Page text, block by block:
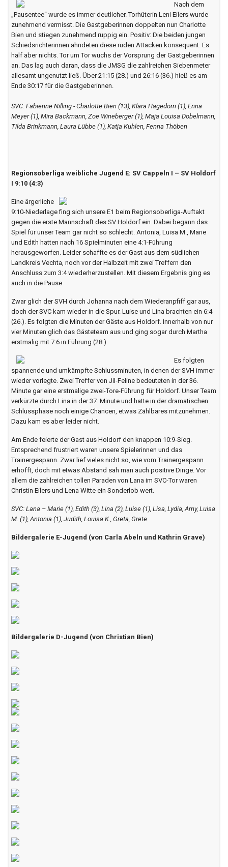
Nach dem
„Pausentee“ wurde es immer deutlicher. Torhüterin Leni Eilers wurde
zunehmend vermisst. Die Gastgeberinnen doppelten nun Charlotte
Bien und stiegen zunehmend ruppig ein. Positiv: Die beiden jungen
Schiedsrichterinnen ahndeten diese rüden Attacken konsequent. Es
half aber nichts. Tor um Tor wuchs der Vorsprung der Gastgeberinnen
an. Das lag auch daran, dass die JMSG die zahlreichen Siebenmeter
allesamt ungenutzt ließ. Über 21:15 (28.) und 26:16 (36.) hieß es am
Ende 30:17 für die Gastgeberinnen.
SVC: Fabienne Nilling - Charlotte Bien (13), Klara Hagedorn (1), Enna
Meyer (1), Mira Backmann, Zoe Wineberger (1), Maja Louisa Dobelmann,
Tilda Brinkmann, Laura Lübbe (1), Katja Kuhlen, Fenna Thöben
Regionsoberliga weibliche Jugend E: SV Cappeln I – SV Holdorf
I 9:10 (4:3)
Eine ärgerliche
9:10-Niederlage fing sich unsere E1 beim Regionsoberliga-Auftakt
gegen die erste Mannschaft des SV Holdorf ein. Dabei begann das
Spiel für unser Team gar nicht so schlecht. Antonia, Luisa M., Marie
und Edith hatten nach 16 Spielminuten eine 4:1-Führung
herausgeworfen. Leider schaffte es der Gast aus dem südlichen
Landkreis Vechta, noch vor der Halbzeit mit zwei Treffern den
Anschluss zum 3:4 wiederherzustellen. Mit diesem Ergebnis ging es
auch in die Pause.
Zwar glich der SVH durch Johanna nach dem Wiederanpfiff gar aus,
doch der SVC kam wieder in die Spur. Luise und Lina brachten ein 6:4
(26.). Es folgten die Minuten der Gäste aus Holdorf. Innerhalb von nur
vier Minuten glich das Gästeteam aus und ging sogar durch Martha
erstmalig mit 7:6 in Führung (28.).
Es folgten
spannende und umkämpfte Schlussminuten, in denen der SVH immer
wieder vorlegte. Zwei Treffer von Jil-Feline bedeuteten in der 36.
Minute gar eine erstmalige zwei-Tore-Führung für Holdorf. Unser Team
verkürzte durch Lina in der 37. Minute und hatte in der dramatischen
Schlussphase noch einige Chancen, etwas Zählbares mitzunehmen.
Dazu kam es aber leider nicht.
Am Ende feierte der Gast aus Holdorf den knappen 10:9-Sieg.
Entsprechend frustriert waren unsere Spielerinnen und das
Trainergespann. Zwar lief vieles nicht so, wie vom Trainergespann
erhofft, doch mit etwas Abstand sah man auch positive Dinge. Vor
allem die zahlreichen tollen Paraden von Lana im SVC-Tor waren
Christin Eilers und Lena Witte ein Sonderlob wert.
SVC: Lana – Marie (1), Edith (3), Lina (2), Luise (1), Lisa, Lydia, Amy, Luisa
M. (1), Antonia (1), Judith, Louisa K., Greta, Grete
Bildergalerie E-Jugend (von Carla Abeln und Kathrin Grave)
Bildergalerie D-Jugend (von Christian Bien)